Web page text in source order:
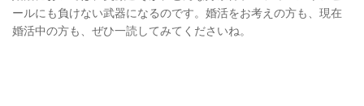
ールにも負けない武器になるのです。婚活をお考えの方も、現在
婚活中の方も、ぜひ一読してみてくださいね。